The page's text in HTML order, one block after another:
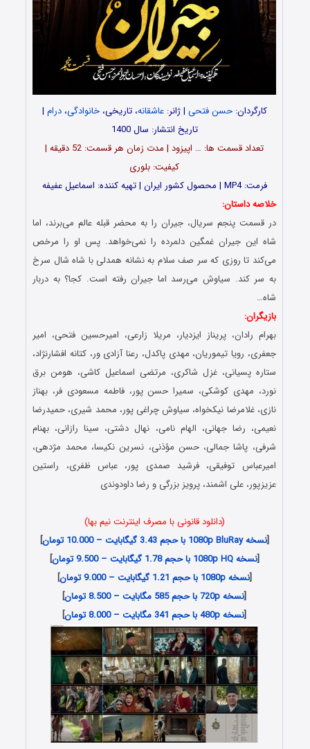
کارگردان:حسن فتحی | ژانر:عاشقانه، تاریخی،خانوادگی،درام |
تاریخ انتشار: سال 1400
تعداد قسمت ها: … اپیزود | مدت زمان هر قسمت: 52 دقیقه |
کیفیت: بلوری
فرمت: MP4 | محصول کشور ایران | تهیه کننده: اسماعیل عفیفه
خلاصه داستان:
در قسمت پنجم سریال، جیران را به محضر قبله عالم می‌برند، اما
شاه این جیران غمگین دلمرده را نمی‌خواهد. پس او را مرخص
می‌کند تا روزی که سر صف سلام به نشانه همدلی با شاه شال سرخ
به سر کند. سیاوش می‌رسد اما جیران رفته است. کجا؟ به دربار
شاه…
بازیگران:
بهرام رادان، پریناز ایزدیار، مریلا زارعی، امیرحسین فتحی، امیر
جعفری، رویا تیموریان، مهدی پاکدل، رعنا آزادی ور، کتانه افشارنژاد،
ستاره پسیانی، غزل شاکری، مرتضی اسماعیل کاشی، هومن برق
نورد، مهدی کوشکی، سمیرا حسن پور، فاطمه مسعودی فر، بهناز
نازی، غلامرضا نیکخواه، سیاوش چراغی پور، محمد شیری، حمیدرضا
نعیمی، رضا جهانی، الهام نامی، نهال دشتی، سینا رازانی، بهنام
شرفی، پاشا جمالی، حسن مؤذنی، نسرین نکیسا، محمد مژدهی،
امیرعباس توفیقی، فرشید صمدی پور، عباس ظفری، راستین
عزیزپور، علی اشمند، پرویز بزرگی و رضا داودوندی
(دانلود قانونی با مصرف اینترنت نیم بها)
[نسخه 1080p BluRay با حجم 3.43 گیگابایت – 10.000 تومان
]
[نسخه 1080p HQ با حجم 1.78 گیگابایت – 9.500 تومان
]
[نسخه 1080p با حجم 1.21 گیگابایت – 9.000 تومان
]
[نسخه 720p با حجم 585 مگابایت – 8.500 تومان
]
[نسخه 480p با حجم 341 مگابایت – 8.000 تومان ]